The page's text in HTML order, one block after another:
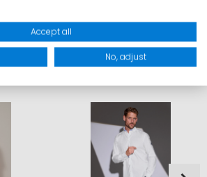
DAZU PASST
Accept all
No, adjust